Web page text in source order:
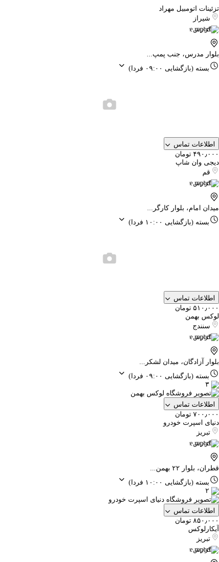
تزئینات اتومبیل مهراد
شیراز
گزارش
بلوار مدرس، جنب پمپ...
بسته (بازگشایی ۰۹:۰۰ فردا)
اطلاعات تماس
۴۹۰٫۰۰۰ تومان
دیجی وان شاپ
قم
گزارش
میدان امام، بلوار کارگر...
بسته (بازگشایی ۱۰:۰۰ فردا)
اطلاعات تماس
۵۱۰٫۰۰۰ تومان
لوکس بهمن
سنندج
گزارش
بلوار آزادگان، میدان لشکر...
بسته (بازگشایی ۰۹:۰۰ فردا)
۳
اطلاعات تماس
۷۰۰٫۰۰۰ تومان
دنیای اسپرت خودرو
تبریز
گزارش
قطران، بلوار ۲۲ بهمن...
بسته (بازگشایی ۱۰:۰۰ فردا)
۲
اطلاعات تماس
۸۵۰٫۰۰۰ تومان
آیکارلوکس
تبریز
گزارش